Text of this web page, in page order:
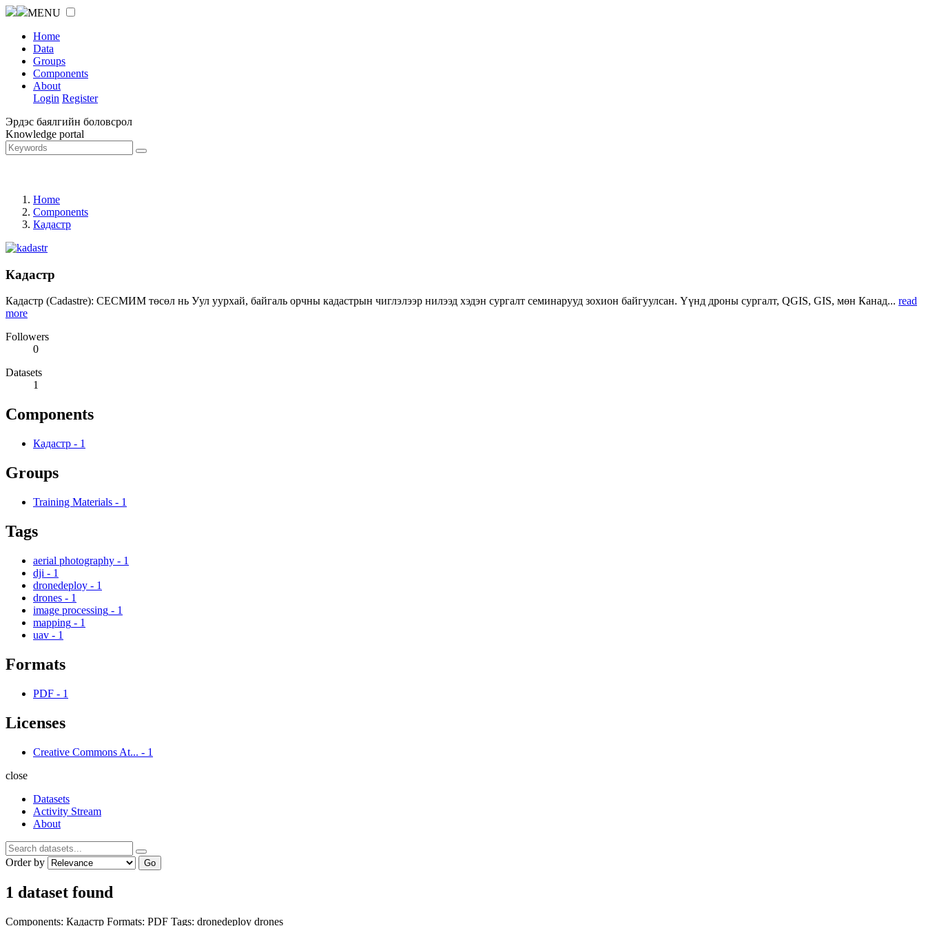
MENU
Home
Data
Groups
Components
About
Login Register
Эрдэс баялгийн боловсрол
Knowledge portal
Home
Components
Кадастр
Кадастр
Кадастр (Cadastre): СЕСМИМ төсөл нь Уул уурхай, байгаль орчны кадастрын чиглэлээр нилээд хэдэн сургалт семинарууд зохион байгуулсан. Үүнд дроны сургалт, QGIS, GIS, мөн Канад... read
more
Followers
0
Datasets
1
Components
Кадастр - 1
Groups
Training Materials - 1
Tags
aerial photography - 1
dji - 1
dronedeploy - 1
drones - 1
image processing - 1
mapping - 1
uav - 1
Formats
PDF - 1
Licenses
Creative Commons At... - 1
close
Datasets
Activity Stream
About
Order by Go
1 dataset found
Components: Кадастр Formats: PDF Tags: dronedeploy drones